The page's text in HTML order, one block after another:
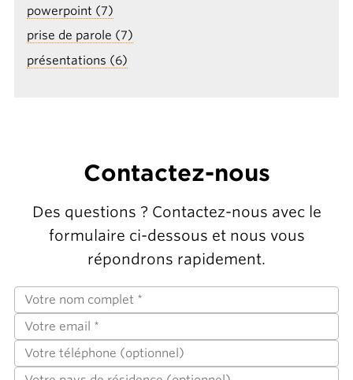
powerpoint (7)
prise de parole (7)
présentations (6)
Contactez-nous
Des questions ? Contactez-nous avec le
formulaire ci-dessous et nous vous
répondrons rapidement.